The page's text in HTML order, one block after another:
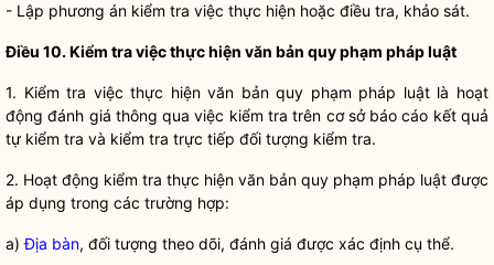
- Lập phương án kiểm tra việc thực hiện hoặc điều tra, khảo sát.
Điều 10. Kiểm tra việc thực hiện văn bản quy phạm phápluật
1. Kiểm tra việc thực hiện văn bản quy phạm pháp luậtlà hoạt
động đánh giá thông qua việc kiểm tra trên cơ sở báo cáo kết quả
tự kiểm tra và kiểm tra trực tiếp đối tượng kiểm tra.
2. Hoạt động kiểm tra thực hiện văn bản quy phạm pháp luật được
áp dụng trong các trường hợp:
a)Địa bàn, đối tượng theo dõi, đánh giá được xác định cụ thể.